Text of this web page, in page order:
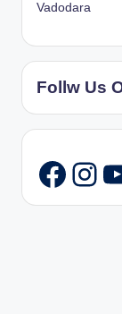
Vadodara
Follw Us